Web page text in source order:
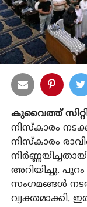
കുവൈത്ത്
നിസ്കാരം
നിസ്കാരം
അറിയിച്ചു.
സംഗമങ്ങൾ
വ്യക്തമാക്കി.